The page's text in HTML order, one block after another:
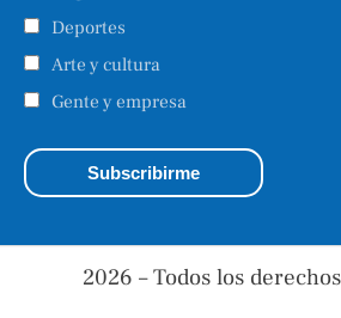
Deportes
Arte y cultura
Gente y empresa
2026 – Todos los